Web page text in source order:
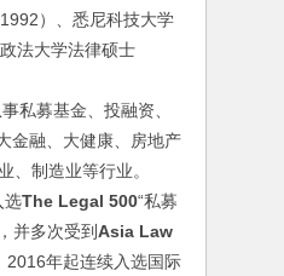
）、悉尼科技大学
法大学法律硕士
募基金、投融资、
金融、大健康、房地产
、制造业等行业。
The Legal 500“私募
并多次受到Asia Law
2016年起连续入选国际